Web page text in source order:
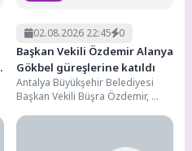
02.08.2026 22:45 0
Başkan Vekili Özdemir Alanya
Gökbel güreşlerine katıldı
Antalya Büyükşehir Belediyesi
Başkan Vekili Büşra Özdemir,
yıl 20’ncisi düzenlenen